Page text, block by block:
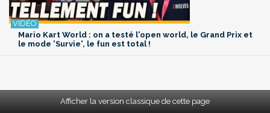
Mario Kart World : on a testé l'open world, le Grand Prix et
le mode 'Survie', le fun est total !
Afficher la version classique de cette page